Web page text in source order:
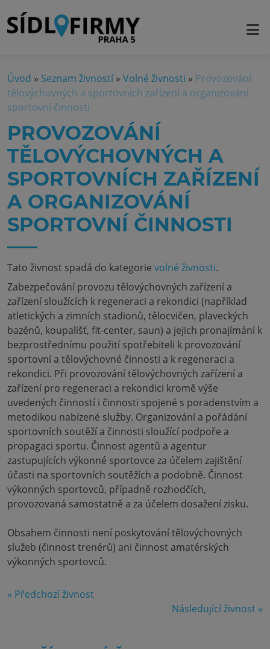
Úvod » Seznam živností » Volné živnosti » Provozování
tělovýchovných a sportovních zařízení a organizování
sportovní činnosti
PROVOZOVÁNÍ
TĚLOVÝCHOVNÝCH A
SPORTOVNÍCH ZAŘÍZENÍ
A ORGANIZOVÁNÍ
SPORTOVNÍ ČINNOSTI
Tato živnost spadá do kategorie volné živnosti.
Zabezpečování provozu tělovýchovných zařízení a
zařízení sloužících k regeneraci a rekondici (například
atletických a zimních stadionů, tělocvičen, plaveckých
bazénů, koupališť, fit-center, saun) a jejich pronajímání k
bezprostřednímu použití spotřebiteli k provozování
sportovní a tělovýchovné činnosti a k regeneraci a
rekondici. Při provozování tělovýchovných zařízení a
zařízení pro regeneraci a rekondici kromě výše
uvedených činností i činnosti spojené s poradenstvím a
metodikou nabízené služby. Organizování a pořádání
sportovních soutěží a činnosti sloužící podpoře a
propagaci sportu. Činnost agentů a agentur
zastupujících výkonné sportovce za účelem zajištění
účasti na sportovních soutěžích a podobně. Činnost
výkonných sportovců, případně rozhodčích,
provozovaná samostatně a za účelem dosažení zisku.
Obsahem činnosti není poskytování tělovýchovných
služeb (činnost trenérů) ani činnost amatérských
výkonných sportovců.
« Předchozí živnost
Následující živnost »